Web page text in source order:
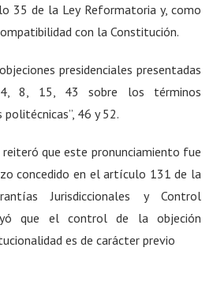
35 de la Ley Reformatoria y, como
con la Constitución.
presidenciales presentadas
8, 15, 43 sobre los términos
politécnicas”, 46 y 52.
reiteró que este pronunciamiento fue
concedido en el artículo 131 de la
Jurisdiccionales y Control
que el control de la objeción
es de carácter previo